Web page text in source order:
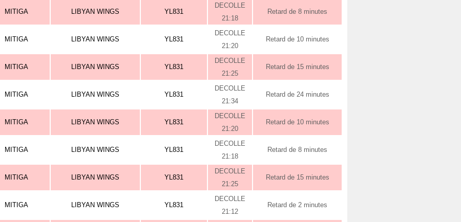
MITIGA LIBYAN WINGS YL831
DECOLLE
21:18
Retard de 8 minutes
MITIGA LIBYAN WINGS YL831
DECOLLE
21:20
Retard de 10 minutes
MITIGA LIBYAN WINGS YL831
DECOLLE
21:25
Retard de 15 minutes
MITIGA LIBYAN WINGS YL831
DECOLLE
21:34
Retard de 24 minutes
MITIGA LIBYAN WINGS YL831
DECOLLE
21:20
Retard de 10 minutes
MITIGA LIBYAN WINGS YL831
DECOLLE
21:18
Retard de 8 minutes
MITIGA LIBYAN WINGS YL831
DECOLLE
21:25
Retard de 15 minutes
MITIGA LIBYAN WINGS YL831
DECOLLE
21:12
Retard de 2 minutes